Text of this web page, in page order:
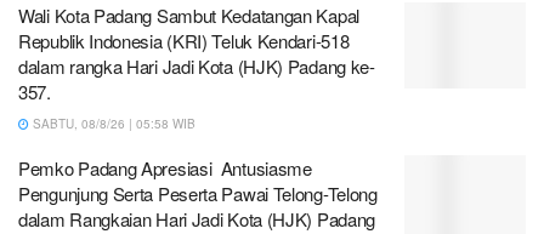
Wali Kota Padang Sambut Kedatangan Kapal
Republik Indonesia (KRI) Teluk Kendari-518
dalam rangka Hari Jadi Kota (HJK) Padang ke-
357.
SABTU, 08/8/26 | 05:58 WIB
Pemko Padang Apresiasi Antusiasme
Pengunjung Serta Peserta Pawai Telong-Telong
dalam Rangkaian Hari Jadi Kota (HJK) Padang